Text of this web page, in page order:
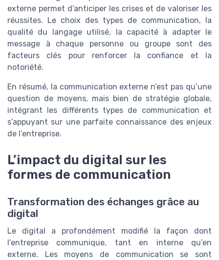
externe permet d’anticiper les crises et de valoriser les
réussites. Le choix des types de communication, la
qualité du langage utilisé, la capacité à adapter le
message à chaque personne ou groupe sont des
facteurs clés pour renforcer la confiance et la
notoriété.
En résumé, la communication externe n’est pas qu’une
question de moyens, mais bien de stratégie globale,
intégrant les différents types de communication et
s’appuyant sur une parfaite connaissance des enjeux
de l’entreprise.
L’impact du digital sur les
formes de communication
Transformation des échanges grâce au
digital
Le digital a profondément modifié la façon dont
l’entreprise communique, tant en interne qu’en
externe. Les moyens de communication se sont